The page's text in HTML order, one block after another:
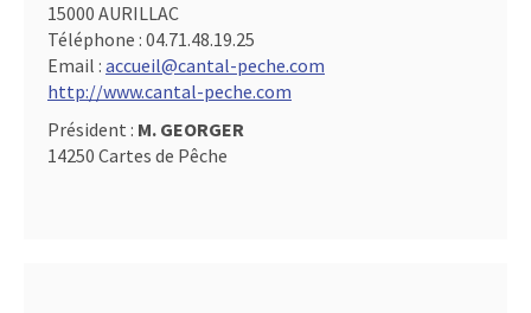
15000 AURILLAC
Téléphone : 04.71.48.19.25
Email : accueil@cantal-peche.com
http://www.cantal-peche.com
Président : M. GEORGER
14250 Cartes de Pêche